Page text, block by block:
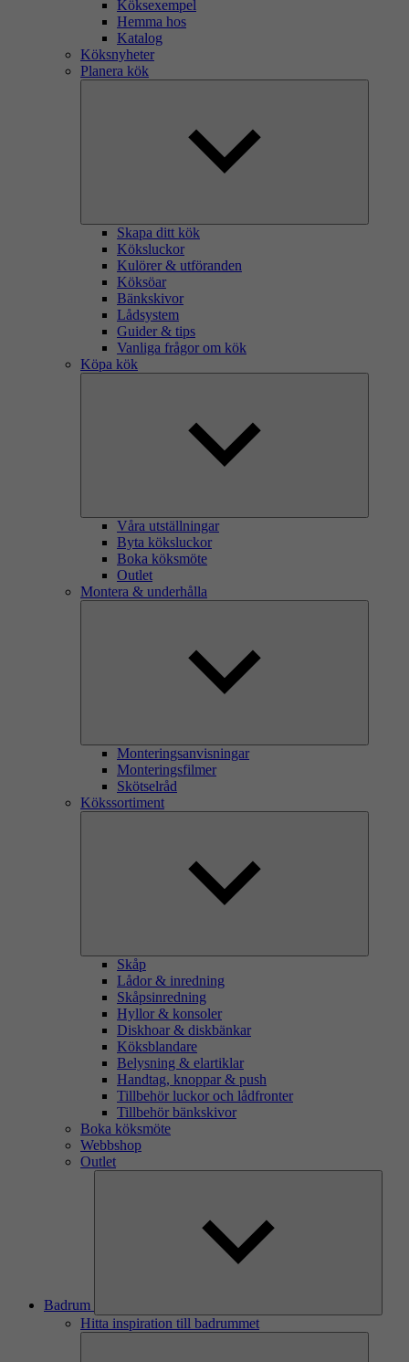
Köksexempel
Hemma hos
Katalog
Köksnyheter
Planera kök
Skapa ditt kök
Köksluckor
Kulörer & utföranden
Köksöar
Bänkskivor
Lådsystem
Guider & tips
Vanliga frågor om kök
Köpa kök
Våra utställningar
Byta köksluckor
Boka köksmöte
Outlet
Montera & underhålla
Monteringsanvisningar
Monteringsfilmer
Skötselråd
Kökssortiment
Skåp
Lådor & inredning
Skåpsinredning
Hyllor & konsoler
Diskhoar & diskbänkar
Köksblandare
Belysning & elartiklar
Handtag, knoppar & push
Tillbehör luckor och lådfronter
Tillbehör bänkskivor
Boka köksmöte
Webbshop
Outlet
Badrum
Hitta inspiration till badrummet